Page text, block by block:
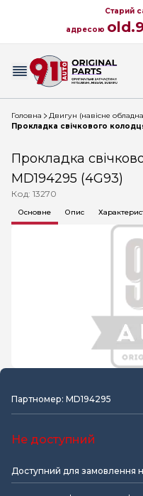
Старий
адресою
Головна
Двигун (навісне
Прокладка свічкового
Прокладка
MD194295 (4G93)
Код: 13270
Основне Опис
Партномер: MD194295
Не доступний
Доступний для замовлення